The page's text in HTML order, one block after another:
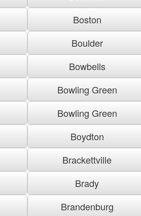
Boston
Boulder
Bowbells
Bowling Green
Bowling Green
Boydton
Brackettville
Brady
Brandenburg